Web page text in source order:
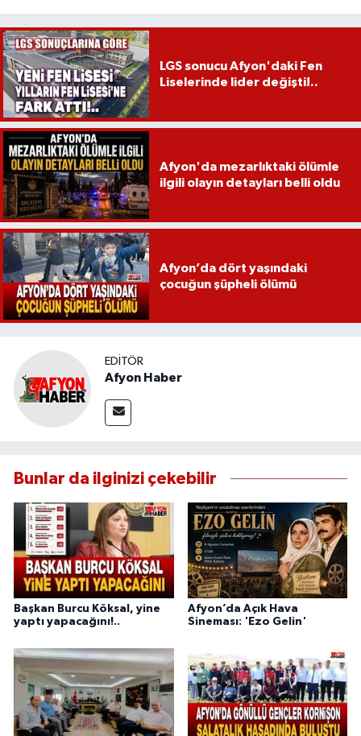
LGS sonucu Afyon'daki Fen
Liselerinde lider değişti!..
Afyon'da mezarlıktaki ölümle
ilgili olayın detayları belli oldu
Afyon’da dört yaşındaki
çocuğun şüpheli ölümü
EDITÖR
Afyon Haber
Bunlar da ilginizi çekebilir
Başkan Burcu Köksal, yine
yaptı yapacağını!..
Afyon’da Açık Hava
Sineması: 'Ezo Gelin'